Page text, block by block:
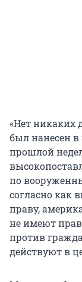
«Нет никаких
был нанесен
прошлой
по
согласно как
праву,
не имеют
против
действуют в